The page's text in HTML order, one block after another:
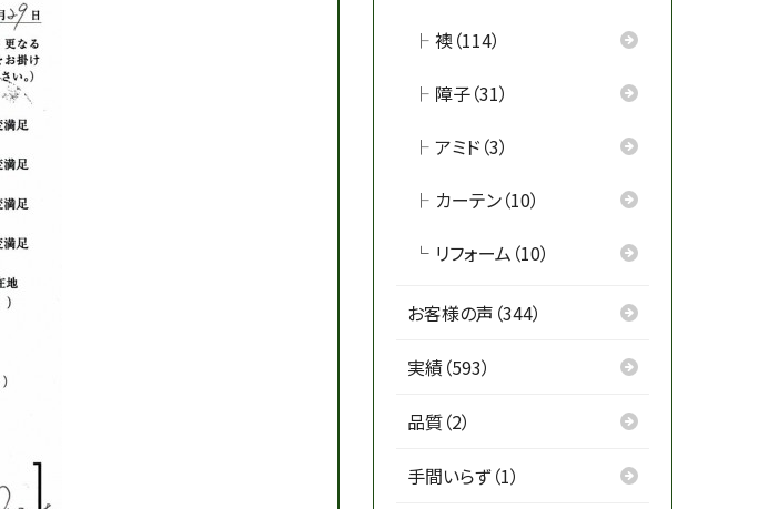
襖（114）
障子（31）
アミド（3）
カーテン（10）
リフォーム（10）
お客様の声（344）
実績（593）
品質（2）
手間いらず（1）